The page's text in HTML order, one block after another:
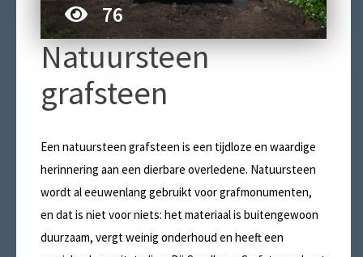
76
Natuursteen
grafsteen
Een natuursteen grafsteen is een tijdloze en waardige
herinnering aan een dierbare overledene. Natuursteen
wordt al eeuwenlang gebruikt voor grafmonumenten,
en dat is niet voor niets: het materiaal is buitengewoon
duurzaam, vergt weinig onderhoud en heeft een